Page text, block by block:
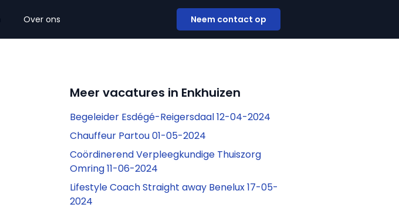
Over ons Neem contact op
Meer vacatures in Enkhuizen
Begeleider Esdégé-Reigersdaal 12-04-2024
Chauffeur Partou 01-05-2024
Coördinerend Verpleegkundige Thuiszorg
Omring 11-06-2024
Lifestyle Coach Straight away Benelux 17-05-
2024